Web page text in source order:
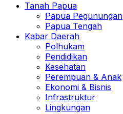
Tanah Papua
Papua Pegunungan
Papua Tengah
Kabar Daerah
Polhukam
Pendidikan
Kesehatan
Perempuan & Anak
Ekonomi & Bisnis
Infrastruktur
Lingkungan